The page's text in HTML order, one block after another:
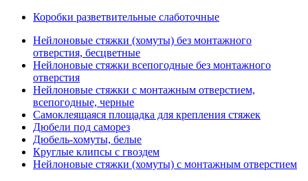
Коробки разветвительные слаботочные
Нейлоновые стяжки (хомуты) без монтажного
отверстия, бесцветные
Нейлоновые стяжки всепогодные без монтажного
отверстия
Нейлоновые стяжки с монтажным отверстием,
всепогодные, черные
Самоклеящаяся площадка для крепления стяжек
Дюбели под саморез
Дюбель-хомуты, белые
Круглые клипсы с гвоздем
Нейлоновые стяжки (хомуты) с монтажным отверстием